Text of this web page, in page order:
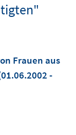
Frauen aus
-